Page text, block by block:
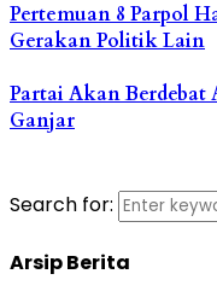
Pertemuan 8 Parpol
Gerakan Politik Lain
Partai Akan Berdebat
Ganjar
Search for:
Arsip Berita